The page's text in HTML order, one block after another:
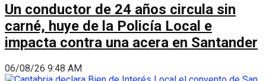
Un conductor de 24 años circula sin
carné, huye de la Policía Local e
impacta contra una acera en Santander
06/08/26 9:48 AM